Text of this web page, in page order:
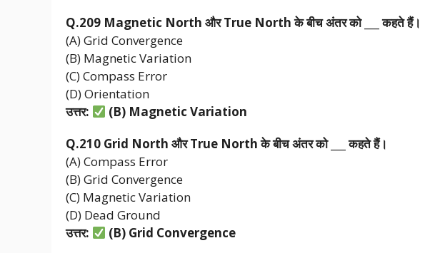
Q.209 Magnetic North और True Northकेबीचअंतरको ___कहतेहैं।
(A) Grid Convergence
(B) Magnetic Variation
(C) Compass Error
(D) Orientation
उत्तर:
(B) Magnetic Variation
Q.210 Grid North और True Northकेबीचअंतरको ___कहतेहैं।
(A) Compass Error
(B) Grid Convergence
(C) Magnetic Variation
(D) Dead Ground
उत्तर:
(B) Grid Convergence